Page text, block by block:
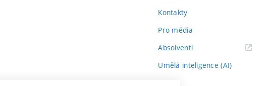
Kontakty
Pro média
Absolventi(externí
Umělá inteligence (AI)